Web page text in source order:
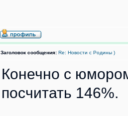
Заголовок сообщения: Re: Новости с Родины )
Конечно с
посчитать 146%.